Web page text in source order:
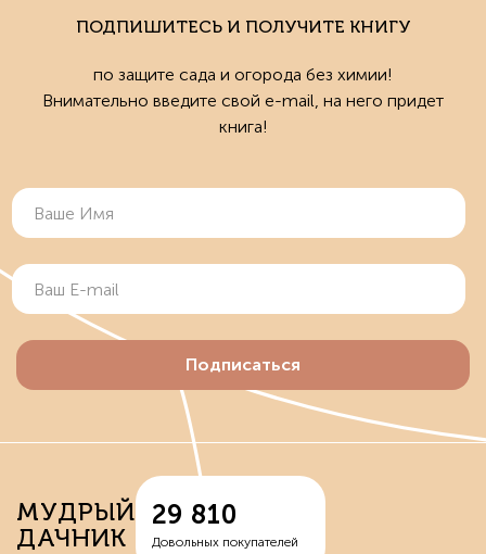
ПОДПИШИТЕСЬ И ПОЛУЧИТЕ КНИГУ
по защите сада и огорода без химии!
Внимательно введите свой e-mail, на него придет
книга!
Подписаться
МУДРЫЙ
ДАЧНИК
29 810
Довольных покупателей